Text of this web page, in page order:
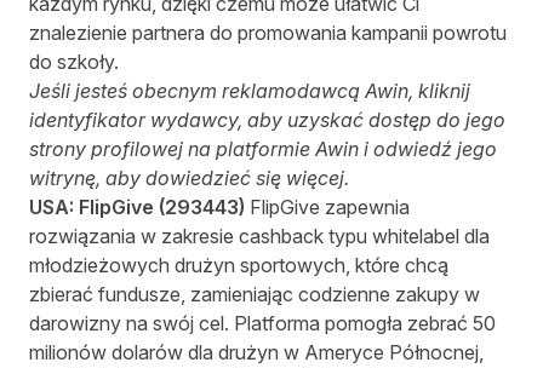
znalezienie partnera do promowania kampanii powrotu
do szkoły.
Jeśli jesteś obecnym reklamodawcą Awin, kliknij
identyfikator wydawcy, aby uzyskać dostęp do jego
strony profilowej na platformie Awin i odwiedź jego
witrynę, aby dowiedzieć się więcej.
USA: FlipGive (293443) FlipGive zapewnia
rozwiązania w zakresie cashback typu whitelabel dla
młodzieżowych drużyn sportowych, które chcą
zbierać fundusze, zamieniając codzienne zakupy w
darowizny na swój cel. Platforma pomogła zebrać 50
milionów dolarów dla drużyn w Ameryce Północnej,